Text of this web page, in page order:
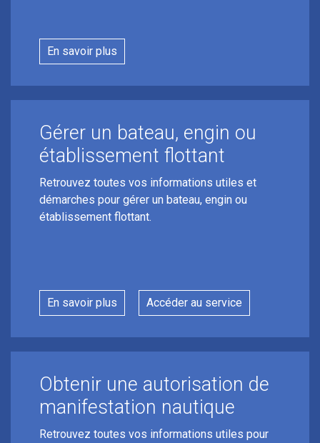
En savoir plus
Gérer un bateau, engin ou
établissement flottant
Retrouvez toutes vos informations utiles et
démarches pour gérer un bateau, engin ou
établissement flottant.
En savoir plus Accéder au service
Obtenir une autorisation de
manifestation nautique
Retrouvez toutes vos informations utiles pour